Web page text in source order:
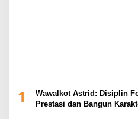
1
Wawalkot Astrid: Disiplin
Prestasi dan Bangun